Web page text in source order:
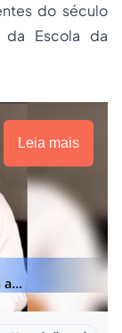
do século
da Escola da
Leia mais